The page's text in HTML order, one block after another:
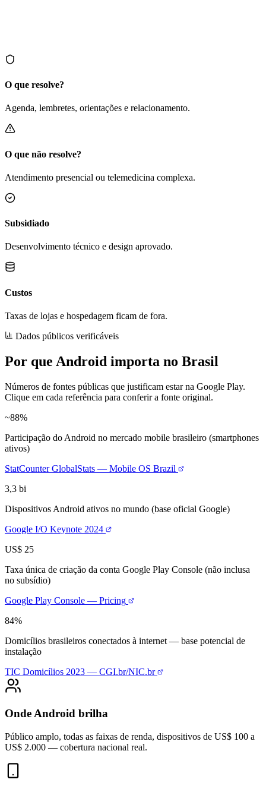
Simular elegibilidade
O que resolve?
Agenda, lembretes, orientações e relacionamento.
O que não resolve?
Atendimento presencial ou telemedicina complexa.
Subsidiado
Desenvolvimento técnico e design aprovado.
Custos
Taxas de lojas e hospedagem ficam de fora.
Dados públicos verificáveis
Por que Android importa no Brasil
Números de fontes públicas que justificam estar na Google Play.
Clique em cada referência para conferir a fonte original.
~88%
Participação do Android no mercado mobile brasileiro (smartphones
ativos)
StatCounter GlobalStats — Mobile OS Brazil
3,3 bi
Dispositivos Android ativos no mundo (base oficial Google)
Google I/O Keynote 2024
US$ 25
Taxa única de criação da conta Google Play Console (não inclusa
no subsídio)
Google Play Console — Pricing
84%
Domicílios brasileiros conectados à internet — base potencial de
instalação
TIC Domicílios 2023 — CGI.br/NIC.br
Onde Android brilha
Público amplo, todas as faixas de renda, dispositivos de US$ 100 a
US$ 2.000 — cobertura nacional real.